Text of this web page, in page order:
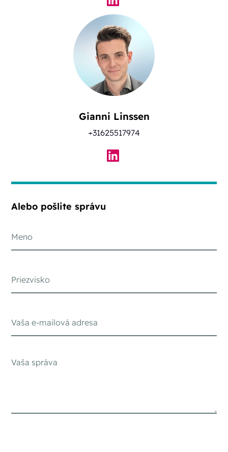
Gianni Linssen
+31625517974
Alebo pošlite správu